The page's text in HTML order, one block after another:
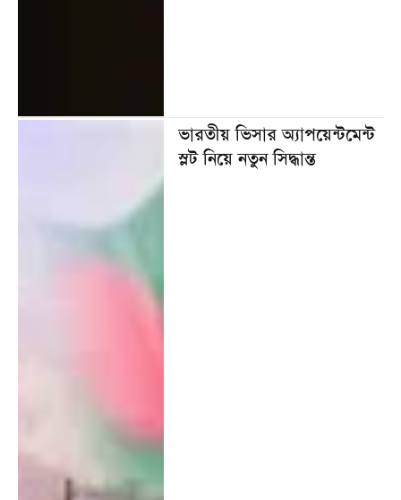
ভারতীয় ভিসার অ্যাপয়েন্টমেন্ট
স্লট নিয়ে নতুন সিদ্ধান্ত